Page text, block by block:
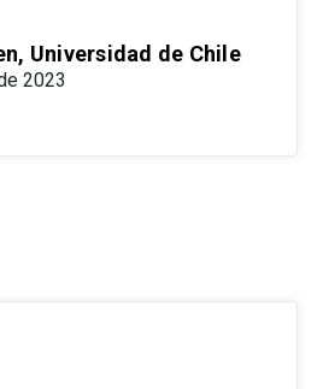
Universidad de Chile
2023